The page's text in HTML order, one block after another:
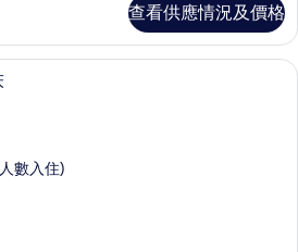
查看供應情況及價格
蜜月套房, 1 張特大雙人床 | 浴室 | 獨
數入住)